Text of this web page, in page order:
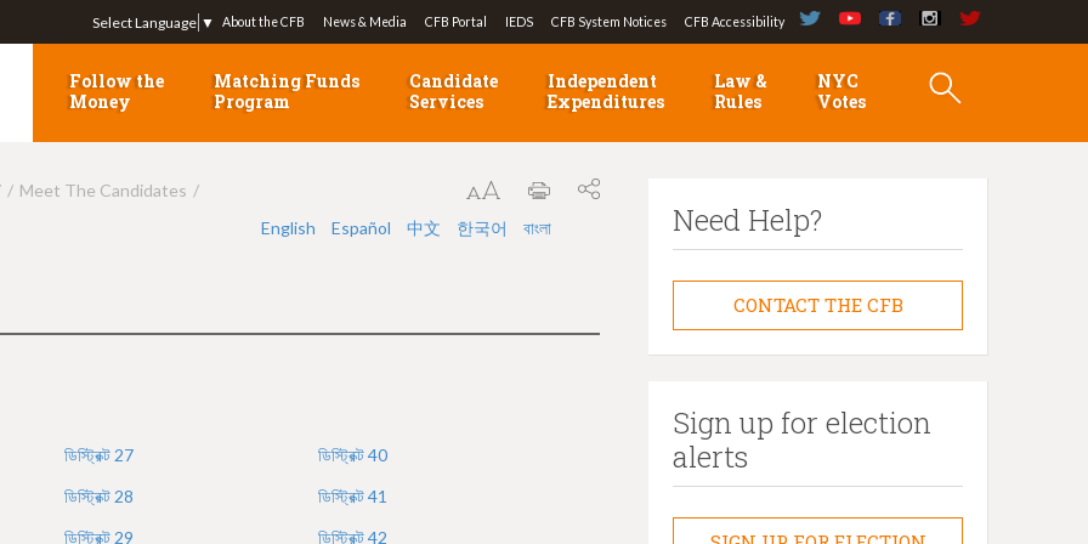
Jump to navigation
Select Language ▼ About the CFB News & Media CFB Portal IEDS CFB System Notices CFB Accessibility
Follow the
Money
Matching Funds
Program
Candidate
Services
Independent
Expenditures
Law &
Rules
NYC
Votes
Meet The Candidates
English
Español 中文 한국어 বাংলা
ডিস্ট্রিক্ট 27
ডিস্ট্রিক্ট 28
ডিস্ট্রিক্ট 29
ডিস্ট্রিক্ট40
ডিস্ট্রিক্ট41
ডিস্ট্রিক্ট42
Need Help?
CONTACT THE CFB
Sign up for election
alerts